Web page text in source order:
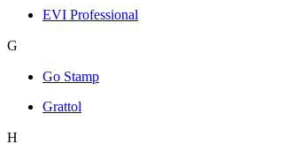
EVI Professional
G
Go Stamp
Grattol
H